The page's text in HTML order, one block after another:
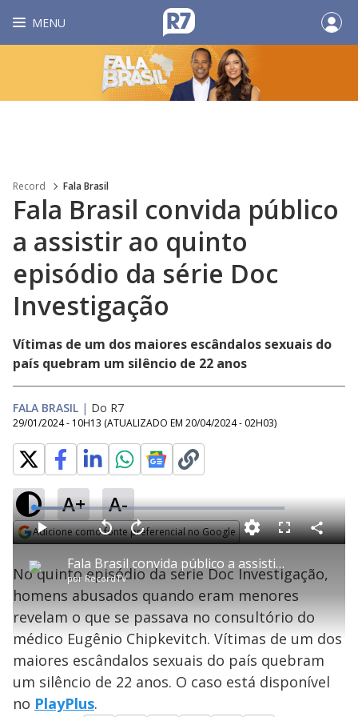
MENU
Record Fala Brasil
Fala Brasil convida público
a assistir ao quinto
episódio da série Doc
Investigação
Vítimas de um dos maiores escândalos sexuais do
país quebram um silêncio de 22 anos
FALA BRASIL | Do R7
29/01/2024 - 10H13 (ATUALIZADO EM 20/04/2024 - 02H03)
A+ A-
Adicione como fonte preferencial no Google
P
l
a
Fala Brasil convida público a assistir ao quinto episódio da série Doc Investigação
por RecordTV
P V
t
a
r
0
e
g
n
d
s
A
n
ç
a
1
s
e
g
u
n
o
s
L
o
a
d
e
1
.
9
2
F
s
c
e
n
C
o
a
r
No quinto episódio da série Doc Investigação,
homens abusados quando eram menores
revelam o que se passava no consultório do
médico Eugênio Chipkevitch. Vítimas de um dos
maiores escândalos sexuais do país quebram
um silêncio de 22 anos. O caso está disponível
no PlayPlus.